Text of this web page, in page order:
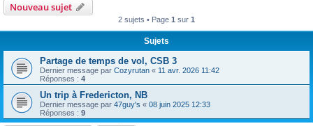
Nouveau sujet
2 sujets • Page 1 sur 1
Sujets
Partage de temps de vol, CSB 3
Dernier message par Cozyrutan « 11 avr. 2026 11:42
Réponses : 4
Un trip à Fredericton, NB
Dernier message par 47guy's « 08 juin 2025 12:33
Réponses : 9